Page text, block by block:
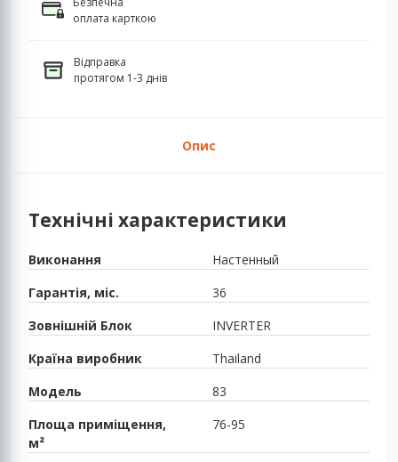
оплата карткою
Відправка
протягом 1-3 днів
Опис
Технічні характеристики
Виконання
Настенный
Гарантія, міс.
36
Зовнішній Блок
INVERTER
Країна виробник
Thailand
Модель
83
Площа приміщення,
м²
76-95